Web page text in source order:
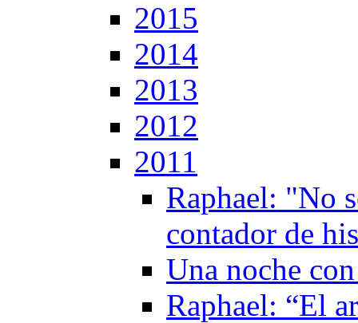
2015
2014
2013
2012
2011
Raphael: "No
contador de
Una noche
Raphael: “El